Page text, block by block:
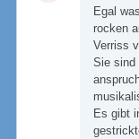
Egal
rocken
Verriss
Sie sind
Es gibt